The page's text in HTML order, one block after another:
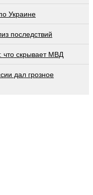
Украине
последствий
что скрывает МВД
дал грозное